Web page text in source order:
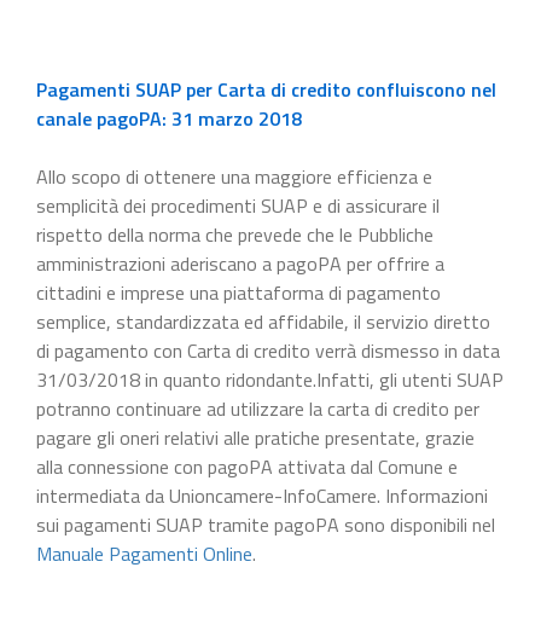
Pagamenti SUAP per Carta di credito confluiscono nel
canale pagoPA: 31 marzo 2018
Allo scopo di ottenere una maggiore efficienza e
semplicità dei procedimenti SUAP e di assicurare il
rispetto della norma che prevede che le Pubbliche
amministrazioni aderiscano a pagoPA per offrire a
cittadini e imprese una piattaforma di pagamento
semplice, standardizzata ed affidabile, il servizio diretto
di pagamento con Carta di credito verrà dismesso in data
31/03/2018 in quanto ridondante.Infatti, gli utenti SUAP
potranno continuare ad utilizzare la carta di credito per
pagare gli oneri relativi alle pratiche presentate, grazie
alla connessione con pagoPA attivata dal Comune e
intermediata da Unioncamere-InfoCamere. Informazioni
sui pagamenti SUAP tramite pagoPA sono disponibili nel
Manuale Pagamenti Online.